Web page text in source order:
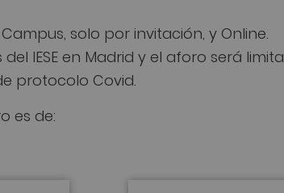
solo por invitación, y Online.
IESE en Madrid y el aforo será
protocolo Covid.
es de: